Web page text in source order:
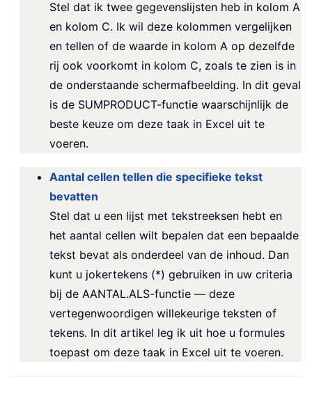
Stel dat ik twee gegevenslijsten heb in kolom A
en kolom C. Ik wil deze kolommen vergelijken
en tellen of de waarde in kolom A op dezelfde
rij ook voorkomt in kolom C, zoals te zien is in
de onderstaande schermafbeelding. In dit geval
is de SUMPRODUCT-functie waarschijnlijk de
beste keuze om deze taak in Excel uit te
voeren.
Aantal cellen tellen die specifieke tekst
bevatten
Stel dat u een lijst met tekstreeksen hebt en
het aantal cellen wilt bepalen dat een bepaalde
tekst bevat als onderdeel van de inhoud. Dan
kunt u jokertekens (*) gebruiken in uw criteria
bij de AANTAL.ALS-functie — deze
vertegenwoordigen willekeurige teksten of
tekens. In dit artikel leg ik uit hoe u formules
toepast om deze taak in Excel uit te voeren.